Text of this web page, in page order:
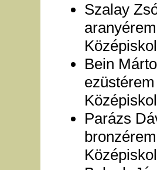
Szalay
Bein
Parázs